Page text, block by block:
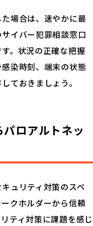
場合は、速やかに最
イバー犯罪相談窓口
。状況の正確な把握
染時刻、端末の状態
ておきましょう。
パロアルトネッ
ュリティ対策のスペ
クホルダーから信頼
ティ対策に課題を感じ